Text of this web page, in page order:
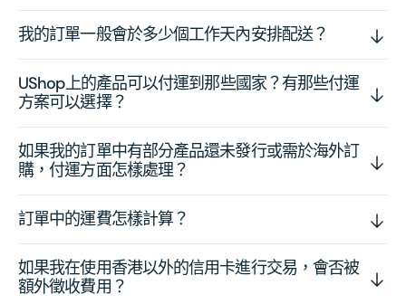
我的訂單一般會於多少個工作天內安排配送？
UShop上的產品可以付運到那些國家？有那些付運
方案可以選擇？
如果我的訂單中有部分產品還未發行或需於海外訂
購，付運方面怎樣處理？
訂單中的運費怎樣計算？
如果我在使用香港以外的信用卡進行交易，會否被
額外徵收費用？